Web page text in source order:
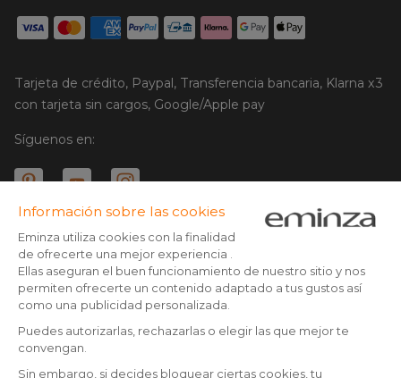
Tarjeta de crédito, Paypal, Transferencia bancaria, Klarna x3
con tarjeta sin cargos, Google/Apple pay
Síguenos en:
© Copyright 2025 Eminza | Derechos reservados |
ITALIA
ALEMANIA
PAÍSES BAJOS
* Tienes 30 días (a patir de la recepción o recogida de tu
paquete) para devolver los productos y ser reembolsado.
Excepto los paquetes voluminosos
** Todos los pedidos realizados antes de las 14:00 h son enviados